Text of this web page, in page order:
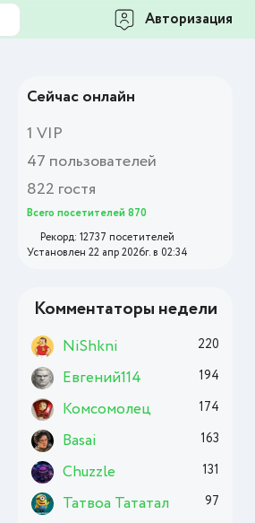
Авторизация
Сейчас онлайн
1 VIP
47 пользователей
822 гостя
Всего посетителей 870
Рекорд: 12737 посетителей
Установлен 22 апр 2026г. в 02:34
Комментаторы недели
NiShkni 220
Евгений114 194
Комсомолец 174
Basai 163
Chuzzle 131
Татвоа Тататал 97